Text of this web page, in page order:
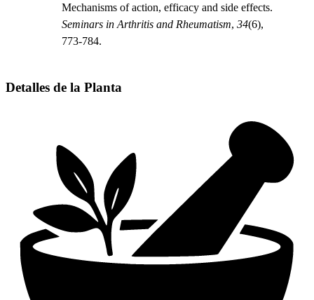
Mechanisms of action, efficacy and side effects.
Seminars in Arthritis and Rheumatism, 34(6),
773-784.
Detalles de la Planta